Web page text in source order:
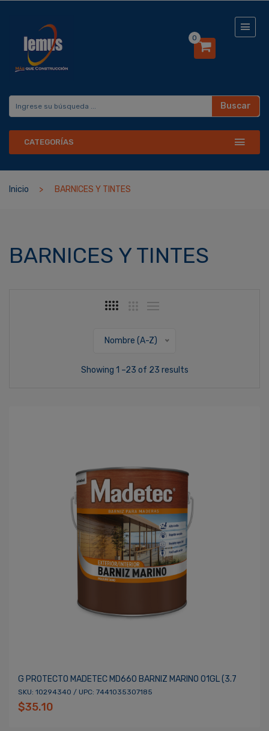
0
Buscar
CATEGORÍAS
Inicio BARNICES Y TINTES
BARNICES Y TINTES
Nombre (A-Z)
Showing 1 –23 of 23 results
G PROTECTO MADETEC MD660 BARNIZ MARINO 01GL (3.7
SKU: 10294340 / UPC: 7441035307185
$35.10